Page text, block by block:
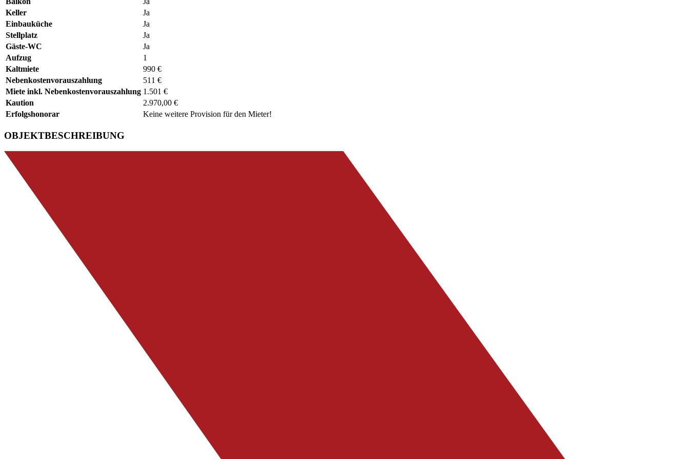
Keller
Ja
Einbauküche
Ja
Stellplatz
Ja
Gäste-WC
Ja
Aufzug
1
Kaltmiete
990 €
Nebenkostenvorauszahlung
511 €
Miete inkl. Nebenkostenvorauszahlung 1.501 €
Kaution
2.970,00 €
Erfolgshonorar
Keine weitere Provision für den Mieter!
OBJEKTBESCHREIBUNG